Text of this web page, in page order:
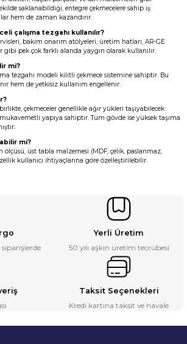
saklanabildiği, entegre çekmecelere sahip iş
hem de zaman kazandırır.
çalışma tezgahı kullanılır?
bakım onarım atölyeleri, üretim hatları, AR-GE
pek çok farklı alanda yaygın olarak kullanılır.
mi?
tezgahı modeli kilitli çekmece sistemine sahiptir. Bu
hem de yetkisiz kullanım engellenir.
çekmeceler genellikle ağır yükleri taşıyabilecek
yapıya sahiptir. Tüm gövde ise yüksek taşıma
mi?
ölçüsü, üst tabla malzemesi (MDF, çelik, paslanmaz,
kullanıcı ihtiyaçlarına göre özelleştirilebilir.
Yerli Üretim
50 yılı aşkın üretim tecrübesi
Taksit Seçenekleri
Kredi kartına taksit ve havale